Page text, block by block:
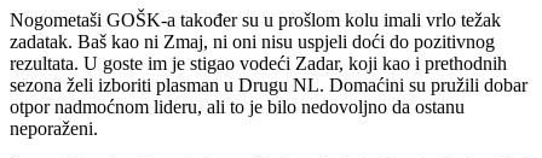
Nogometaši GOŠK-a također su u prošlom kolu imali vrlo težak
zadatak. Baš kao ni Zmaj, ni oni nisu uspjeli doći do pozitivnog
rezultata. U goste im je stigao vodeći Zadar, koji kao i prethodnih
sezona želi izboriti plasman u Drugu NL. Domaćini su pružili dobar
otpor nadmoćnom lideru, ali to je bilo nedovoljno da ostanu
neporaženi.